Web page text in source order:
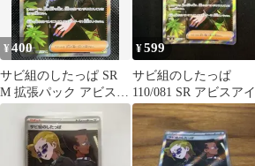
¥400
サビ組のしたっぱ SR
M 拡張パック アビスア
イ キラ 110/081
¥599
サビ組のしたっぱ
110/081 SR アビスアイ